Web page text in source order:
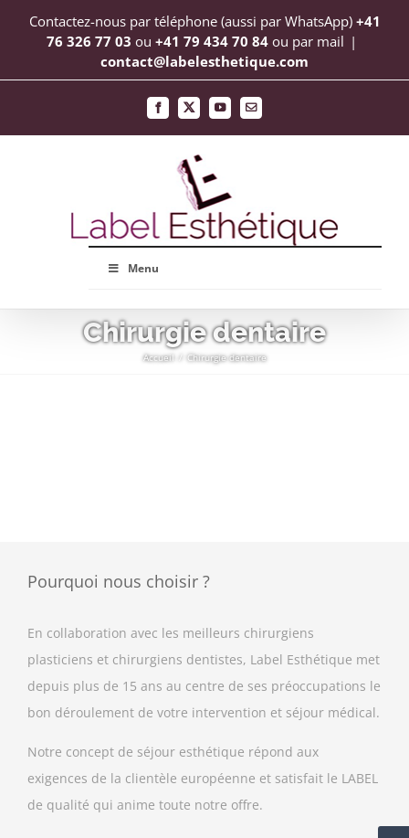
PasserContactez-nous par téléphone (aussi par WhatsApp) +41
76 326 77 03 ou +41 79 434 70 84 ou par mail |
contact@labelesthetique.com
Facebook
X YouTubeEmail
Menu
Chirurgie dentaire
Accueil Chirurgie dentaire
Pourquoi nous choisir ?
En collaboration avec les meilleurs chirurgiens
plasticiens et chirurgiens dentistes, Label Esthétique met
depuis plus de 15 ans au centre de ses préoccupations le
bon déroulement de votre intervention et séjour médical.
Notre concept de séjour esthétique répond aux
exigences de la clientèle européenne et satisfait le LABEL
de qualité qui anime toute notre offre.